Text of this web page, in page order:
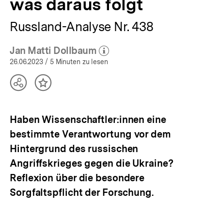
was daraus folgt
Russland-Analyse Nr. 438
Jan Matti Dollbaum
(Mehr zum Autor)
öffnen
26.06.2023 / 5 Minuten zu lesen
TeilenInhalt
Haben Wissenschaftler:innen eine
bestimmte Verantwortung vor dem
Hintergrund des russischen
Angriffskrieges gegen die Ukraine?
Reflexion über die besondere
Sorgfaltspflicht der Forschung.